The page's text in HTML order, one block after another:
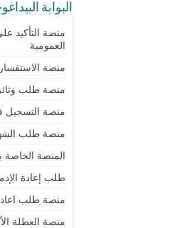
البوابة
منصة التأكيد
العمومية
منصة
منصة طلب
منصة التسجيل
منصة طلب
المنصة
طلب إعادة
منصة طلب
منصة العطلة